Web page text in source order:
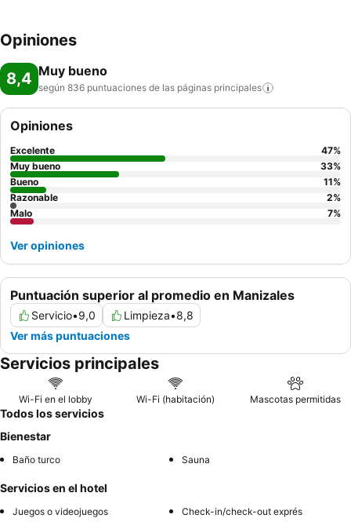
Opiniones
8,4 Muy bueno
según 836 puntuaciones de las páginas principales
Puntuación superior al promedio en Manizales
Servicio•9,0 Limpieza•8,8
Ver más puntuaciones
Opiniones
Excelente 47%
Muy bueno
33%
Bueno
11%
Razonable
2%
Malo
7%
Ver opiniones
Servicios principales
Wi-Fi en el lobby Wi-Fi (habitación) Mascotas permitidas
Todos los servicios
Bienestar
Baño turco Sauna
Servicios en el hotel
Juegos o videojuegos Check-in/check-out exprés